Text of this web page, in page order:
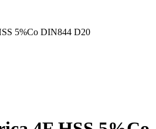
5%Co DIN844 D20